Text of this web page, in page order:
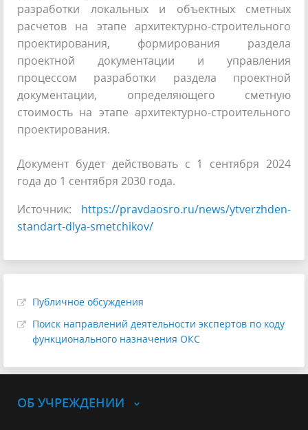
разработки локальных и объектных сметных
расчетов на этапе архитектурно-строительного
проектирования, формирования раздела
проектной документации и управления
процессом разработки раздела проектной
документации, определяющего сметную
стоимость на этапе архитектурно-строительного
проектирования.
Документ будет действовать с 1 сентября 2024
года до 1 сентября 2030 года.
Источник: https://pravdaosro.ru/news/ytverzhden-
standart-dlya-smetchikov/
Публичное обсуждения
Поиск направлений деятельности экспертов по коду
функционального назначения ОКС
ОБ УЧРЕЖДЕНИИ